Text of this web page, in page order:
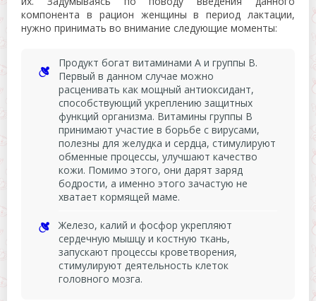
компонента в рацион женщины в период лактации,
нужно принимать во внимание следующие моменты:
Продукт богат витаминами А и группы В.
Первый в данном случае можно
расценивать как мощный антиоксидант,
способствующий укреплению защитных
функций организма. Витамины группы В
принимают участие в борьбе с вирусами,
полезны для желудка и сердца, стимулируют
обменные процессы, улучшают качество
кожи. Помимо этого, они дарят заряд
бодрости, а именно этого зачастую не
хватает кормящей маме.
Железо, калий и фосфор укрепляют
сердечную мышцу и костную ткань,
запускают процессы кроветворения,
стимулируют деятельность клеток
головного мозга.